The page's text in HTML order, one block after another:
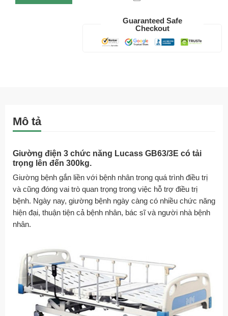
Guaranteed Safe
Checkout
Mô tả
Giường điện 3 chức năng Lucass GB63/3E có tải
trọng lên đến 300kg.
Giường bệnh gắn liền với bệnh nhân trong quá trình điều trị
và cũng đóng vai trò quan trọng trong việc hỗ trợ điều trị
bệnh. Ngày nay, giường bệnh ngày càng có nhiều chức năng
hiện đại, thuận tiện cả bệnh nhân, bác sĩ và người nhà bệnh
nhân.